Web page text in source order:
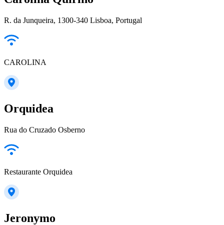
R. da Junqueira, 1300-340 Lisboa, Portugal
CAROLINA
Orquidea
Rua do Cruzado Osberno
Restaurante Orquidea
Jeronymo